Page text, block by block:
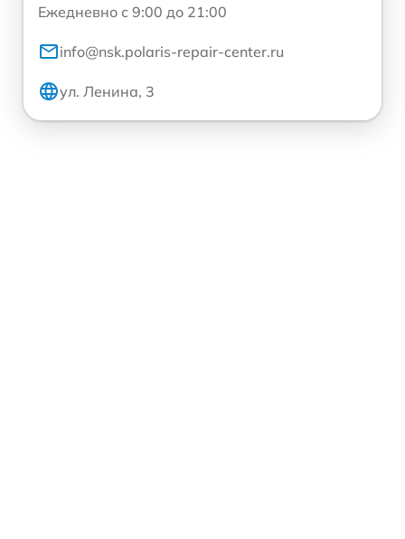
Ежедневно с 9:00 до 21:00
info@nsk.polaris-repair-center.ru
ул. Ленина, 3